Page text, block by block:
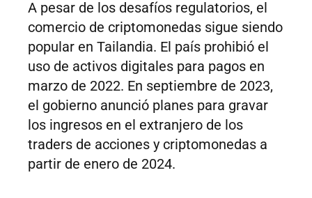
A pesar de los desafíos regulatorios, el
comercio de criptomonedas sigue siendo
popular en Tailandia. El país prohibió el
uso de activos digitales para pagos en
marzo de 2022. En septiembre de 2023,
el gobierno anunció planes para gravar
los ingresos en el extranjero de los
traders de acciones y criptomonedas a
partir de enero de 2024.